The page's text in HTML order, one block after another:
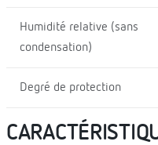
Humidité relative (sans
condensation)
Degré de protection